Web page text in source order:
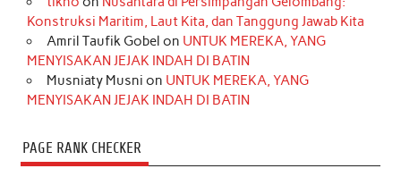
Konstruksi Maritim, Laut Kita, dan Tanggung Jawab Kita
Amril Taufik Gobel on UNTUK MEREKA, YANG
MENYISAKAN JEJAK INDAH DI BATIN
Musniaty Musni on UNTUK MEREKA, YANG
MENYISAKAN JEJAK INDAH DI BATIN
PAGE RANK CHECKER